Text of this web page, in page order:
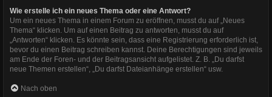
Wie erstelle ich ein neues Thema oder eine Antwort?
Um ein neues Thema in einem Forum zu eröffnen, musst du auf „Neues
Thema“ klicken. Um auf einen Beitrag zu antworten, musst du auf
„Antworten“ klicken. Es könnte sein, dass eine Registrierung erforderlich ist,
bevor du einen Beitrag schreiben kannst. Deine Berechtigungen sind jeweils
am Ende der Foren- und der Beitragsansicht aufgelistet. Z. B. „Du darfst
neue Themen erstellen“, „Du darfst Dateianhänge erstellen“ usw.
Nach oben